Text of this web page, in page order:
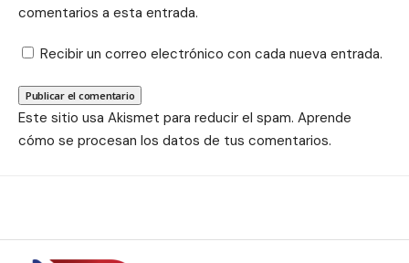
comentarios a esta entrada.
Recibir un correo electrónico con cada nueva entrada.
Este sitio usa Akismet para reducir el spam. Aprende
cómo se procesan los datos de tus comentarios.